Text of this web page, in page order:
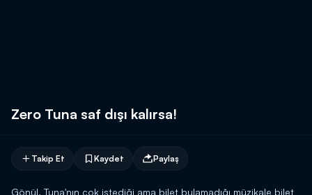
Zero Tuna saf dışı kalırsa!
Takip Et Kaydet Paylaş
Gönül, Tuna'nın çok istediği ama bilet bulamadığı müzikale bilet